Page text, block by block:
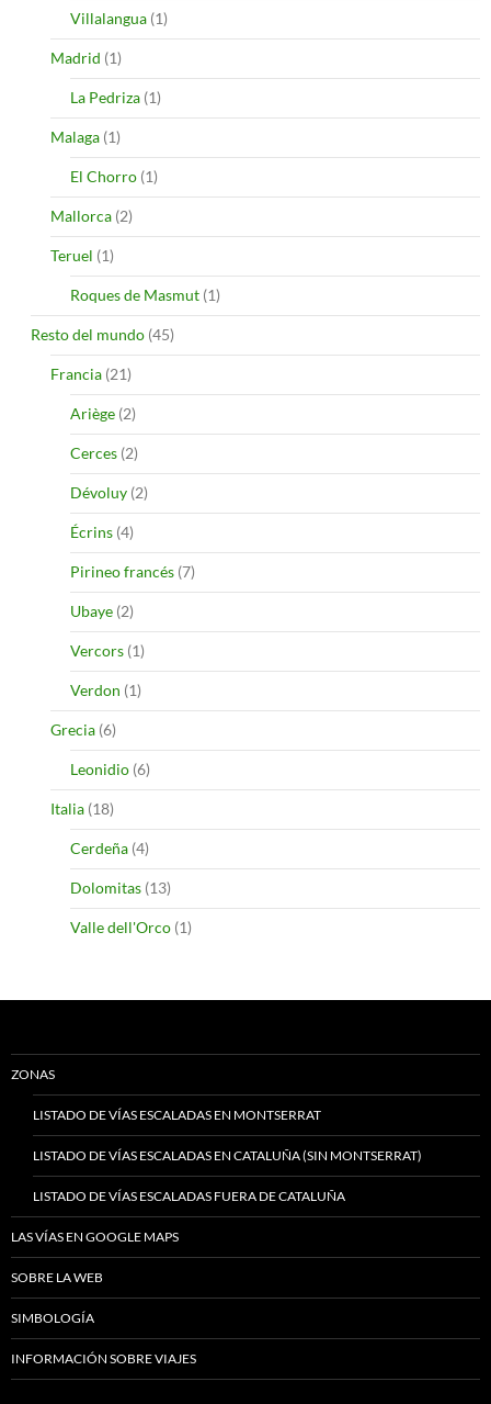
Villalangua (1)
Madrid (1)
La Pedriza (1)
Malaga (1)
El Chorro (1)
Mallorca (2)
Teruel (1)
Roques de Masmut (1)
Resto del mundo (45)
Francia (21)
Ariège (2)
Cerces (2)
Dévoluy (2)
Écrins (4)
Pirineo francés (7)
Ubaye (2)
Vercors (1)
Verdon (1)
Grecia (6)
Leonidio (6)
Italia (18)
Cerdeña (4)
Dolomitas (13)
Valle dell'Orco (1)
ZONAS
LISTADO DE VÍAS ESCALADAS EN MONTSERRAT
LISTADO DE VÍAS ESCALADAS EN CATALUÑA (SIN MONTSERRAT)
LISTADO DE VÍAS ESCALADAS FUERA DE CATALUÑA
LAS VÍAS EN GOOGLE MAPS
SOBRE LA WEB
SIMBOLOGÍA
INFORMACIÓN SOBRE VIAJES